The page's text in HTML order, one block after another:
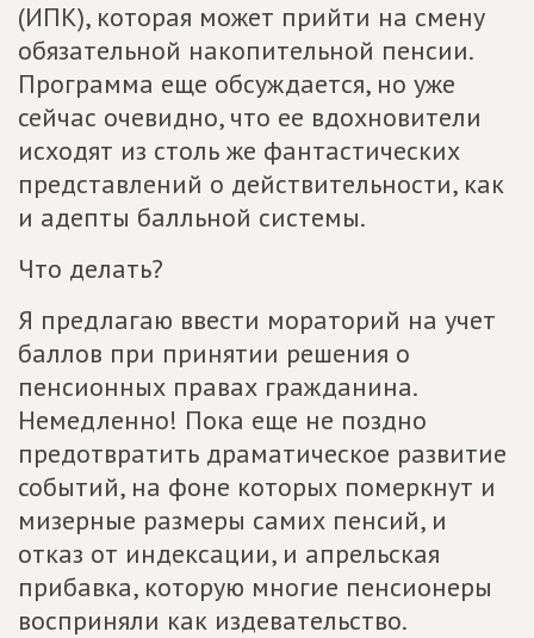
(ИПК), которая может прийти на смену
обязательной накопительной пенсии.
Программа еще обсуждается, но уже
сейчас очевидно, что ее вдохновители
исходят из столь же фантастических
представлений о действительности, как
и адепты балльной системы.
Что делать?
Я предлагаю ввести мораторий на учет
баллов при принятии решения о
пенсионных правах гражданина.
Немедленно! Пока еще не поздно
предотвратить драматическое развитие
событий, на фоне которых померкнут и
мизерные размеры самих пенсий, и
отказ от индексации, и апрельская
прибавка, которую многие пенсионеры
восприняли как издевательство.